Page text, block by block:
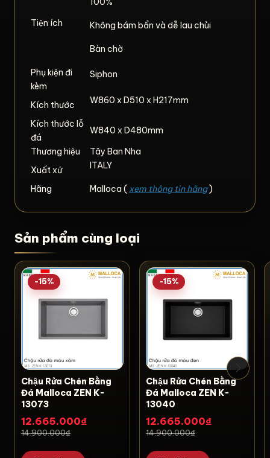
Tiện ích Không bám bẩn và dễ lau chùi
Bàn chờ
Phụ kiện đi
kèm
Siphon
Kích thước W860 x D510 x H217mm
Kích thước lỗ
đá
W840 x D480mm
Thương hiệu
Tây Ban Nha
Xuất xứ
ITALY
Hãng Malloca ( xem thông tin hãng)
Sản phẩm cùng loại
-15%
Chậu Rửa Chén Bằng
Đá Malloca ZEN K-
13073
12.665.000₫
14.900.000₫
-15%
Chậu Rửa Chén Bằng
Đá Malloca ZEN K-
13040
12.665.000₫
14.900.000₫